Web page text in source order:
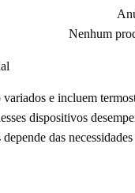
Nenhum
e incluem
dispositivos
das